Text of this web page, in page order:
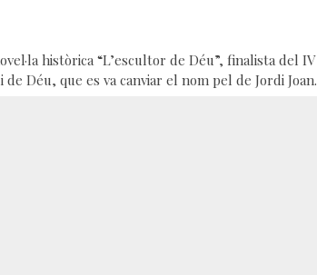
històrica “L’escultor de Déu”, finalista del
Déu, que es va canviar el nom pel de Jordi